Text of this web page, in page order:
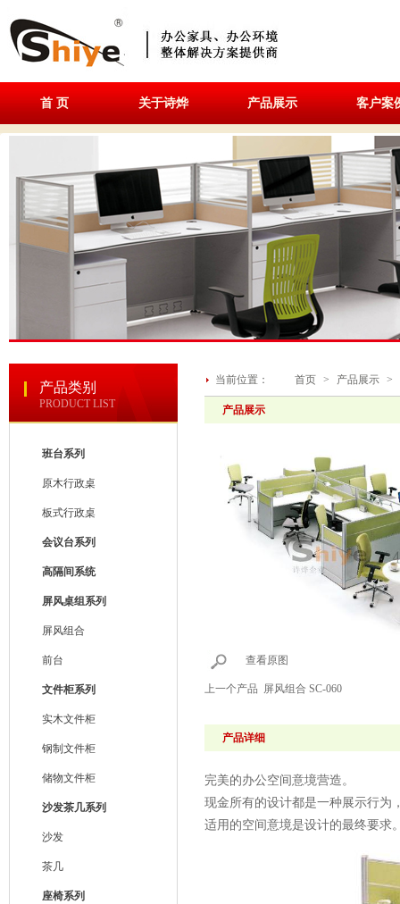
首 页 关于诗烨 产品展示 客户案
产品类别
PRODUCT LIST
班台系列
原木行政桌
板式行政桌
会议台系列
高隔间系统
屏风桌组系列
屏风组合
前台
文件柜系列
实木文件柜
钢制文件柜
储物文件柜
沙发茶几系列
沙发
茶几
座椅系列
当前位置： 首页 > 产品展示 >
产品展示
查看原图
上一个产品 屏风组合 SC-060
产品详细
完美的办公空间意境营造。
现金所有的设计都是一种展示行为
适用的空间意境是设计的最终要求